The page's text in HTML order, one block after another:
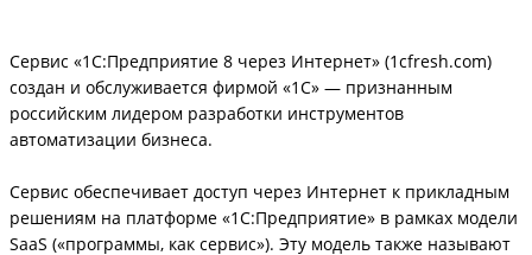
Сервис «1С:Предприятие 8 через Интернет» (1cfresh.com)
создан и обслуживается фирмой «1С» — признанным
российским лидером разработки инструментов
автоматизации бизнеса.
Сервис обеспечивает доступ через Интернет к прикладным
решениям на платформе «1С:Предприятие» в рамках модели
SaaS («программы, как сервис»). Эту модель также называют